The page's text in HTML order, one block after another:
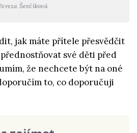
Ševčíková
jak máte přítele přesvědčit
své děti před
že nechcete být na oné
to, co doporučuji